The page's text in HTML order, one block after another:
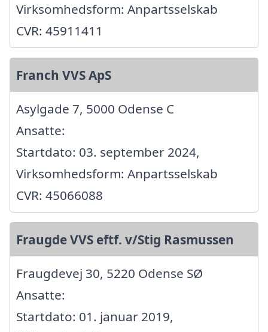
Virksomhedsform: Anpartsselskab
CVR: 45911411
Franch VVS ApS
Asylgade 7, 5000 Odense C
Ansatte:
Startdato: 03. september 2024,
Virksomhedsform: Anpartsselskab
CVR: 45066088
Fraugde VVS eftf. v/Stig Rasmussen
Fraugdevej 30, 5220 Odense SØ
Ansatte:
Startdato: 01. januar 2019,